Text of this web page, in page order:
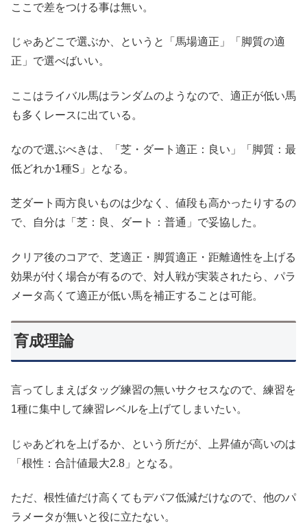
ここで差をつける事は無い。
じゃあどこで選ぶか、というと「馬場適正」「脚質の適
正」で選べばいい。
ここはライバル馬はランダムのようなので、適正が低い馬
も多くレースに出ている。
なので選ぶべきは、「芝・ダート適正：良い」「脚質：最
低どれか1種S」となる。
芝ダート両方良いものは少なく、値段も高かったりするの
で、自分は「芝：良、ダート：普通」で妥協した。
クリア後のコアで、芝適正・脚質適正・距離適性を上げる
効果が付く場合が有るので、対人戦が実装されたら、パラ
メータ高くて適正が低い馬を補正することは可能。
育成理論
言ってしまえばタッグ練習の無いサクセスなので、練習を
1種に集中して練習レベルを上げてしまいたい。
じゃあどれを上げるか、という所だが、上昇値が高いのは
「根性：合計値最大2.8」となる。
ただ、根性値だけ高くてもデバフ低減だけなので、他のパ
ラメータが無いと役に立たない。